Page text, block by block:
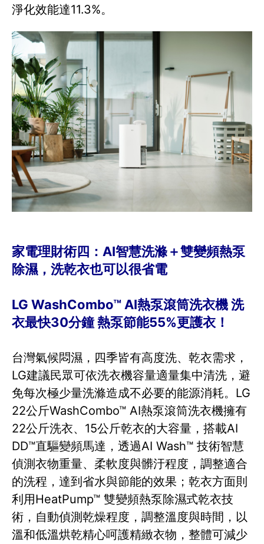
淨化效能達11.3%。
家電理財術四：AI智慧洗滌＋雙變頻熱泵
除濕，洗乾衣也可以很省電
LG WashCombo™ AI熱泵滾筒洗衣機 洗
衣最快30分鐘 熱泵節能55%更護衣！
台灣氣候悶濕，四季皆有高度洗、乾衣需求，
LG建議民眾可依洗衣機容量適量集中清洗，避
免每次極少量洗滌造成不必要的能源消耗。LG
22公斤WashCombo™ AI熱泵滾筒洗衣機擁有
22公斤洗衣、15公斤乾衣的大容量，搭載AI
DD™直驅變頻馬達，透過AI Wash™ 技術智慧
偵測衣物重量、柔軟度與髒汙程度，調整適合
的洗程，達到省水與節能的效果；乾衣方面則
利用HeatPump™ 雙變頻熱泵除濕式乾衣技
術，自動偵測乾燥程度，調整溫度與時間，以
溫和低溫烘乾精心呵護精緻衣物，整體可減少